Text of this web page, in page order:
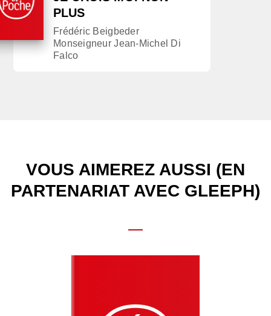
PLUS
Frédéric Beigbeder
Monseigneur Jean-Michel Di
Falco
VOUS AIMEREZ AUSSI (EN
PARTENARIAT AVEC GLEEPH)